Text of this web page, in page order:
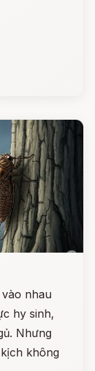
nhau
hy sinh,
Nhưng
không